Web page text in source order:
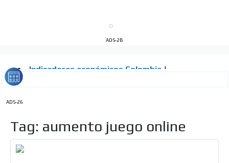
ADS-2B
ADS-26
Tag: aumento juego online